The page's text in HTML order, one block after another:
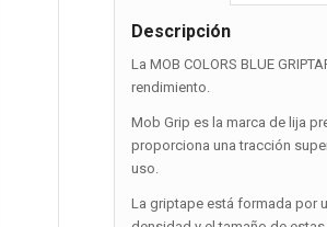
Descripción
La MOB COLORS BLUE
rendimiento.
Mob Grip es la marca de lija
proporciona una tracción
uso.
La griptape está formada por